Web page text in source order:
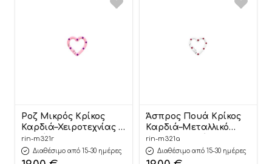
Ροζ Μικρός Κρίκος
Καρδιά–Χειροτεχνίας &
Διακόσμησης 3cm (50
τεμάχια) | Μ321Ρ
Riniotis
rin-m321r
Διαθέσιμο από 15-30 ημέρες
Άσπρος Πουά Κρίκος
Καρδιά–Μεταλλικό
Διακοσμητικό
Κρεμαστό 3cm (50
τεμάχια) | Μ321Α
rin-m321a
Διαθέσιμο από 15-30 ημέρες